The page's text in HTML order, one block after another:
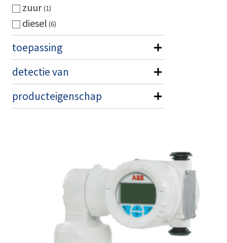
zuur 1
diesel 6
toepassing
detectie van
producteigenschap